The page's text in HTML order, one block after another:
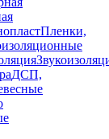
Пленки,
ДСП,